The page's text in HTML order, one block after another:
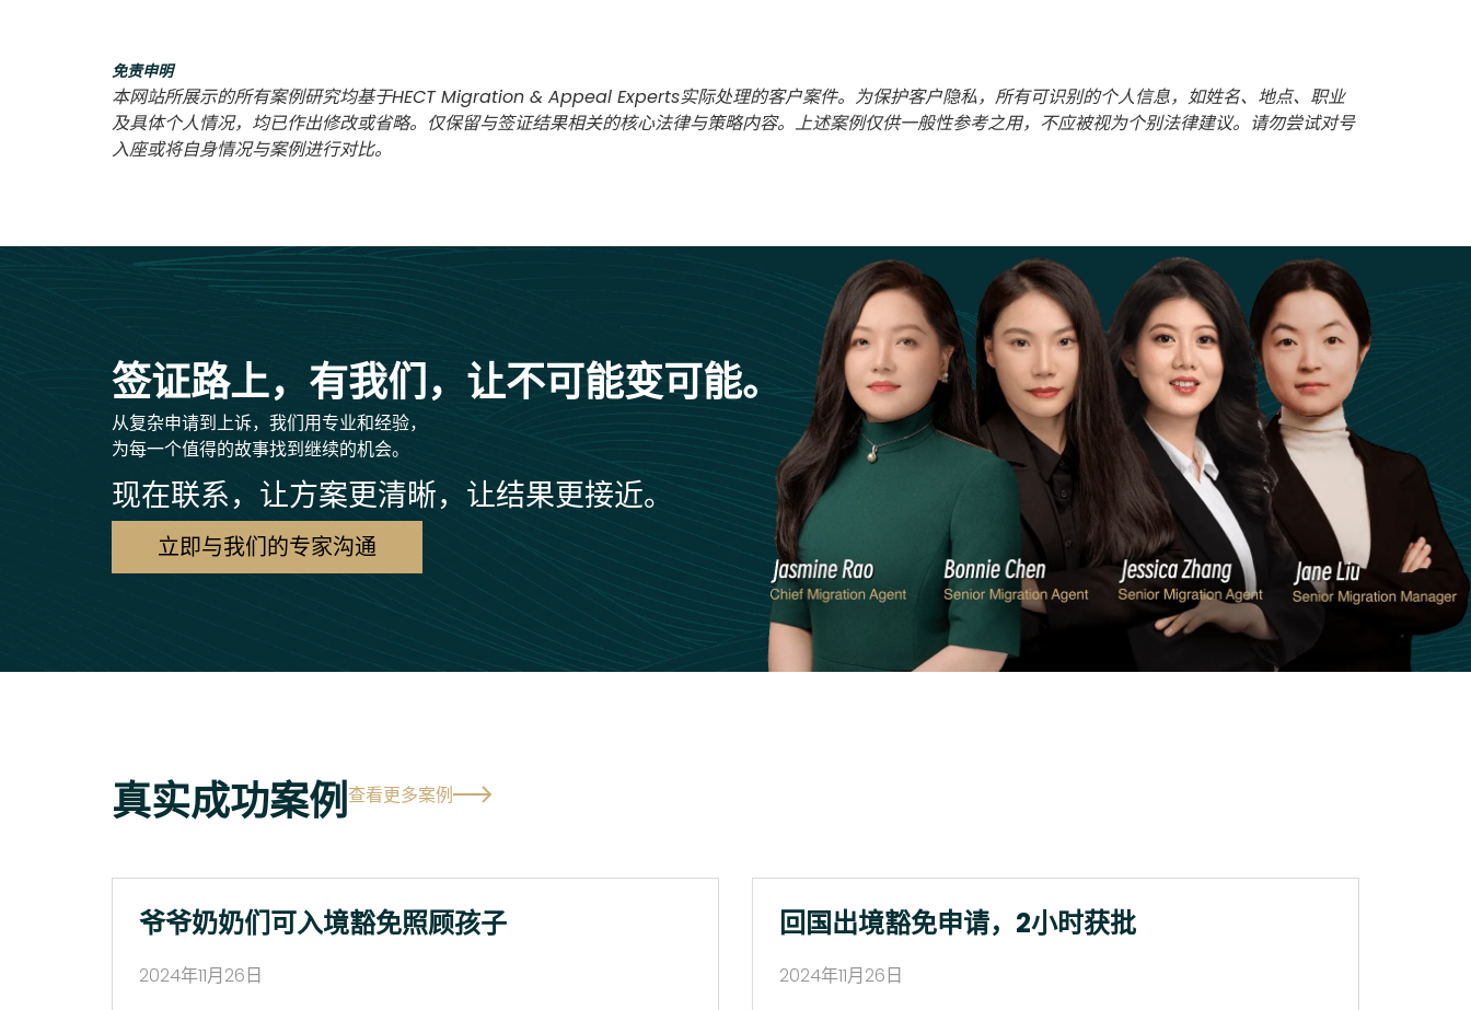
免责申明
本网站所展示的所有案例研究均基于HECT Migration & Appeal Experts实际处理的客户案件。为保护客户隐私，所有可识别的个人信息，如姓名、地点、职业
及具体个人情况，均已作出修改或省略。仅保留与签证结果相关的核心法律与策略内容。上述案例仅供一般性参考之用，不应被视为个别法律建议。请勿尝试对号
入座或将自身情况与案例进行对比。
签证路上，有我们，让不可能变可能。
从复杂申请到上诉，我们用专业和经验，
为每一个值得的故事找到继续的机会。
现在联系，让方案更清晰，让结果更接近。
立即与我们的专家沟通
真实成功案例查看更多案例
爷爷奶奶们可入境豁免照顾孩子
2024年11月26日
回国出境豁免申请，2小时获批
2024年11月26日